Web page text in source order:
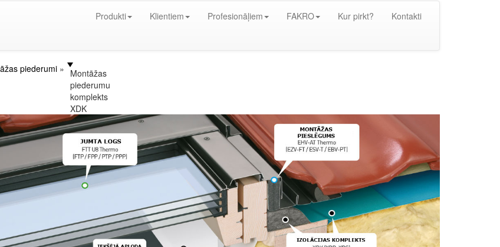
Produkti Klientiem Profesionāļiem FAKRO Kur pirkt? Kontakti
piederumi
Montāžas
piederumu
komplekts
XDK